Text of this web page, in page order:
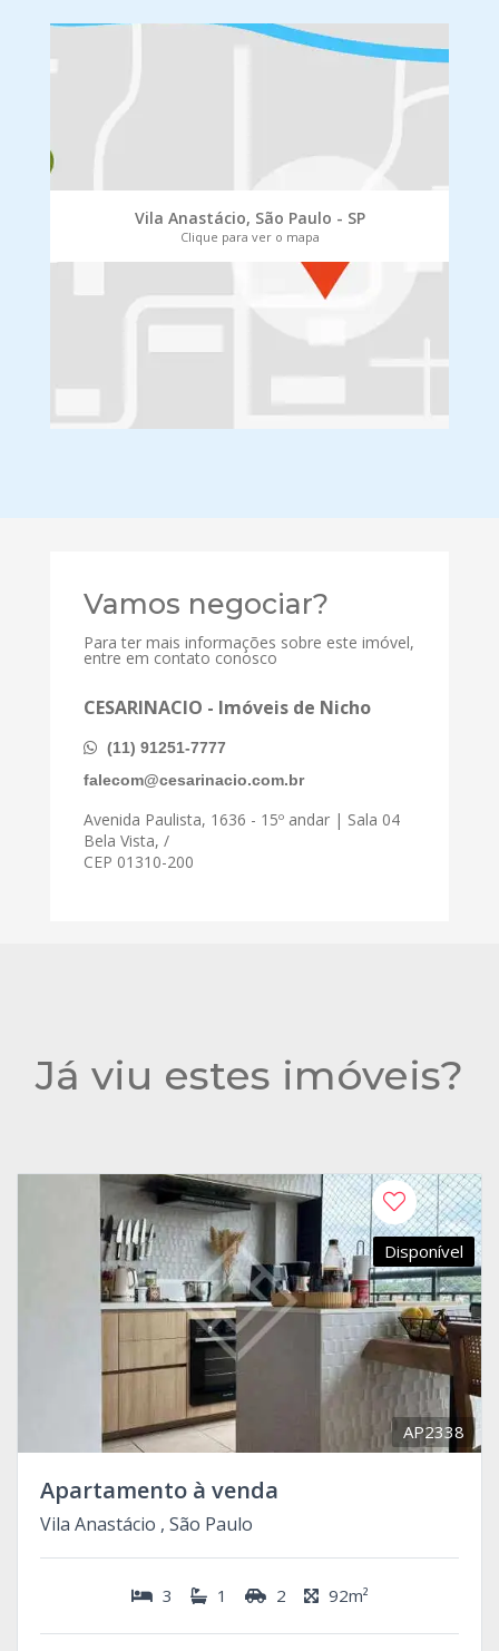
Vila Anastácio, São Paulo - SP
Clique para ver o mapa
Vamos negociar?
Para ter mais informações sobre este imóvel,
entre em contato conosco
CESARINACIO - Imóveis de Nicho
(11) 91251-7777
falecom@cesarinacio.com.br
Avenida Paulista, 1636 - 15º andar | Sala 04
Bela Vista, /
CEP 01310-200
Já viu estes imóveis?
Disponível
AP2338
Apartamento à venda
Vila Anastácio , São Paulo
3 1 2 92m²